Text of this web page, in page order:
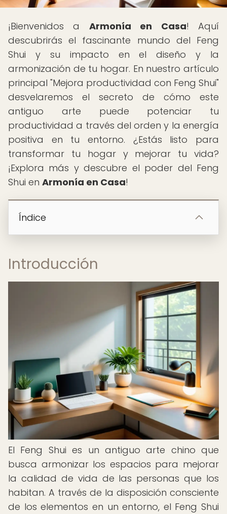
¡Bienvenidos a Armonía en Casa! Aquí
descubrirás el fascinante mundo del Feng
Shui y su impacto en el diseño y la
armonización de tu hogar. En nuestro artículo
principal "Mejora productividad con Feng Shui"
desvelaremos el secreto de cómo este
antiguo arte puede potenciar tu
productividad a través del orden y la energía
positiva en tu entorno. ¿Estás listo para
transformar tu hogar y mejorar tu vida?
¡Explora más y descubre el poder del Feng
Shui en Armonía en Casa!
Índice
Introducción
El Feng Shui es un antiguo arte chino que
busca armonizar los espacios para mejorar
la calidad de vida de las personas que los
habitan. A través de la disposición consciente
de los elementos en un entorno, el Feng Shui